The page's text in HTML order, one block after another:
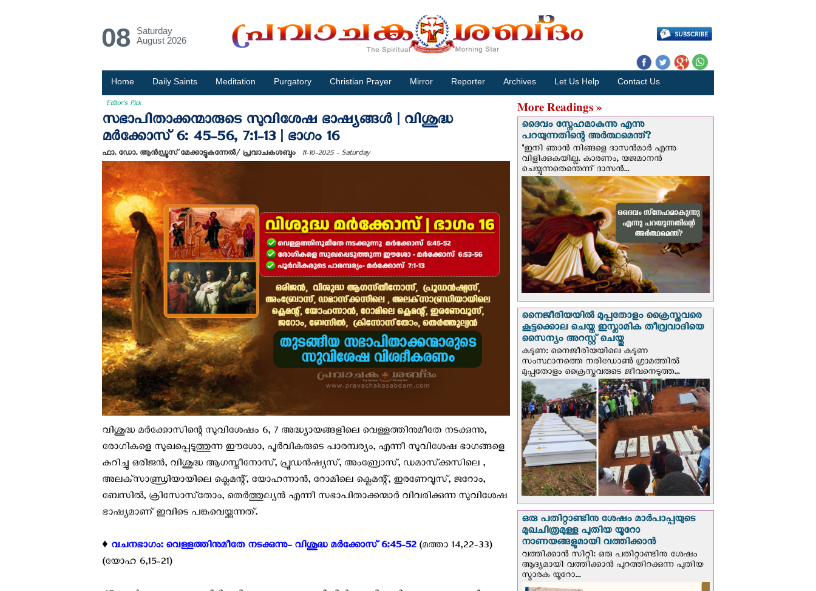
08
Saturday
August 2026
Home Daily Saints Meditation Purgatory Christian Prayer Mirror Reporter Archives Let Us Help Contact Us
Editor's Pick
സഭാപിതാക്കന്മാരുടെ സുവിശേഷ ഭാഷ്യങ്ങള്‍ | വിശുദ്ധ
മര്‍ക്കോസ് 6: 45-56, 7:1-13 | ഭാഗം 16
ഫാ. ഡോ. ആന്‍ഡ്രൂസ് മേക്കാട്ടുകുന്നേല്‍/ പ്രവാചകശബ്ദം 11-10-2025 - Saturday
വിശുദ്ധ മര്‍ക്കോസിന്റെ സുവിശേഷം 6, 7 അദ്ധ്യായങ്ങളിലെ വെള്ളത്തിനുമീതേ നടക്കുന്നു,
രോഗികളെ സുഖപ്പെടുത്തുന്ന ഈശോ, പൂര്‍വികരുടെ പാരമ്പര്യം, എന്നീ സുവിശേഷ ഭാഗങ്ങളെ
കുറിച്ചു ഒരിജന്‍, വിശുദ്ധ ആഗസ്തീനോസ്, പ്രൂഡന്‍ഷ്യസ്, അംബ്രോസ്, ഡമാസ്‌ക്കസിലെ ,
അലക്‌സാണ്ഡ്രിയായിലെ ക്ലെമന്റ്, യോഹന്നാന്‍, റോമിലെ ക്ലെമന്റ്, ഇരണേവൂസ്, ജറോം,
ബേസില്‍, ക്രിസോസ്‌തോം, തെര്‍ത്തുല്യന്‍ എന്നീ സഭാപിതാക്കന്മാര്‍ വിവരിക്കുന്ന സുവിശേഷ
ഭാഷ്യമാണ് ഇവിടെ പങ്കുവെയ്ക്കുന്നത്.
♦️ വചനഭാഗം: വെള്ളത്തിനുമീതേ നടക്കുന്നു- വിശുദ്ധ മര്‍ക്കോസ് 6:45-52 (മത്താ 14,22-33)
(യോഹ 6,15-21)
More Readings »
ദൈവം സ്നേഹമാകുന്നു എന്നു
പറയുന്നതിന്റെ അർത്ഥമെന്ത്?
"ഇനി ഞാന്‍ നിങ്ങളെ ദാസന്‍മാര്‍ എന്നു
വിളിക്കുകയില്ല. കാരണം, യജമാനന്‍
ചെയ്യുന്നതെന്തെന്ന് ദാസന്‍...
നൈജീരിയയില്‍ മുപ്പതോളം ക്രൈസ്തവരെ
കൂട്ടക്കൊല ചെയ്ത ഇസ്ലാമിക തീവ്രവാദിയെ
സൈന്യം അറസ്റ്റ് ചെയ്തു
കടുണ: നൈജീരിയയിലെ കടുണ
സംസ്ഥാനത്തെ നരിഡോൺ ഗ്രാമത്തിൽ
മുപ്പതോളം ക്രൈസ്തവരുടെ ജീവനെടുത്ത...
ഒരു പതിറ്റാണ്ടിനു ശേഷം മാർപാപ്പയുടെ
മുഖചിത്രമുള്ള പുതിയ യൂറോ
നാണയങ്ങളുമായി വത്തിക്കാന്‍
വത്തിക്കാന്‍ സിറ്റി: ഒരു പതിറ്റാണ്ടിനു ശേഷം
ആദ്യമായി വത്തിക്കാൻ പുറത്തിറക്കുന്ന പുതിയ
സ്മാരക യൂറോ...